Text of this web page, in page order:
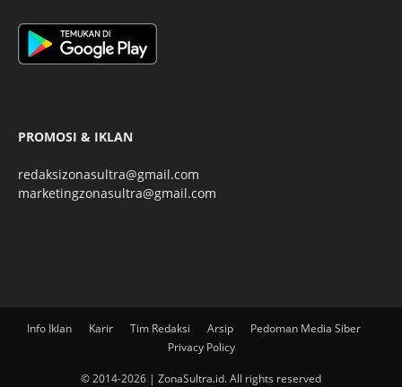
PROMOSI & IKLAN
redaksizonasultra@gmail.com
marketingzonasultra@gmail.com
Info Iklan Karir Tim Redaksi Arsip
Pedoman Media Siber
Privacy Policy
© 2014-2026 | ZonaSultra.id. All rights reserved